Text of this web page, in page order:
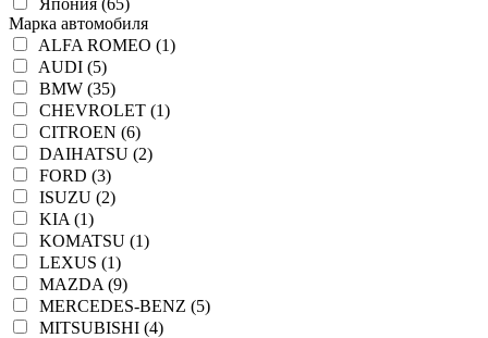
Япония (65)
Марка автомобиля
ALFA ROMEO (1)
AUDI (5)
BMW (35)
CHEVROLET (1)
CITROEN (6)
DAIHATSU (2)
FORD (3)
ISUZU (2)
KIA (1)
KOMATSU (1)
LEXUS (1)
MAZDA (9)
MERCEDES-BENZ (5)
MITSUBISHI (4)